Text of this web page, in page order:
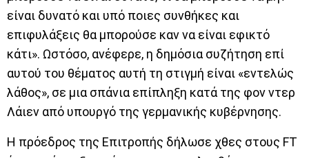
είναι δυνατό και υπό ποιες συνθήκες και
επιφυλάξεις θα μπορούσε καν να είναι εφικτό
κάτι». Ωστόσο, ανέφερε, η δημόσια συζήτηση επί
αυτού του θέματος αυτή τη στιγμή είναι «εντελώς
λάθος», σε μια σπάνια επίπληξη κατά της φον ντερ
Λάιεν από υπουργό της γερμανικής κυβέρνησης.
Η πρόεδρος της Επιτροπής δήλωσε χθες στους FT